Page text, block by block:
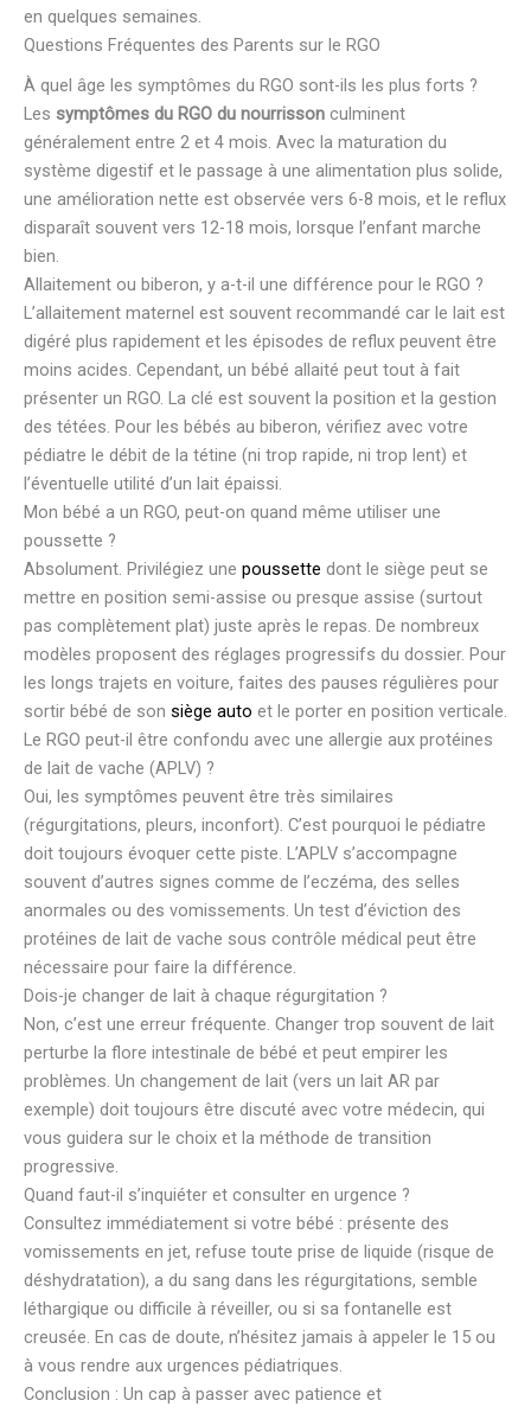
en quelques semaines.
Questions Fréquentes des Parents sur le RGO
À quel âge les symptômes du RGO sont-ils les plus forts ?
Les symptômes du RGO du nourrisson culminent
généralement entre 2 et 4 mois. Avec la maturation du
système digestif et le passage à une alimentation plus solide,
une amélioration nette est observée vers 6-8 mois, et le reflux
disparaît souvent vers 12-18 mois, lorsque l’enfant marche
bien.
Allaitement ou biberon, y a-t-il une différence pour le RGO ?
L’allaitement maternel est souvent recommandé car le lait est
digéré plus rapidement et les épisodes de reflux peuvent être
moins acides. Cependant, un bébé allaité peut tout à fait
présenter un RGO. La clé est souvent la position et la gestion
des tétées. Pour les bébés au biberon, vérifiez avec votre
pédiatre le débit de la tétine (ni trop rapide, ni trop lent) et
l’éventuelle utilité d’un lait épaissi.
Mon bébé a un RGO, peut-on quand même utiliser une
poussette ?
Absolument. Privilégiez une poussette dont le siège peut se
mettre en position semi-assise ou presque assise (surtout
pas complètement plat) juste après le repas. De nombreux
modèles proposent des réglages progressifs du dossier. Pour
les longs trajets en voiture, faites des pauses régulières pour
sortir bébé de son siège auto et le porter en position verticale.
Le RGO peut-il être confondu avec une allergie aux protéines
de lait de vache (APLV) ?
Oui, les symptômes peuvent être très similaires
(régurgitations, pleurs, inconfort). C’est pourquoi le pédiatre
doit toujours évoquer cette piste. L’APLV s’accompagne
souvent d’autres signes comme de l’eczéma, des selles
anormales ou des vomissements. Un test d’éviction des
protéines de lait de vache sous contrôle médical peut être
nécessaire pour faire la différence.
Dois-je changer de lait à chaque régurgitation ?
Non, c’est une erreur fréquente. Changer trop souvent de lait
perturbe la flore intestinale de bébé et peut empirer les
problèmes. Un changement de lait (vers un lait AR par
exemple) doit toujours être discuté avec votre médecin, qui
vous guidera sur le choix et la méthode de transition
progressive.
Quand faut-il s’inquiéter et consulter en urgence ?
Consultez immédiatement si votre bébé : présente des
vomissements en jet, refuse toute prise de liquide (risque de
déshydratation), a du sang dans les régurgitations, semble
léthargique ou difficile à réveiller, ou si sa fontanelle est
creusée. En cas de doute, n’hésitez jamais à appeler le 15 ou
à vous rendre aux urgences pédiatriques.
Conclusion : Un cap à passer avec patience et